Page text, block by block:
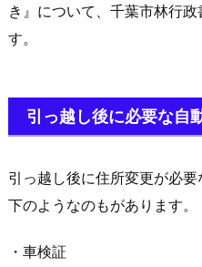
き』について、千葉市林行
す。
引っ越し後に必要な自
引っ越し後に住所変更が必
下のようなのもがあります。
・車検証